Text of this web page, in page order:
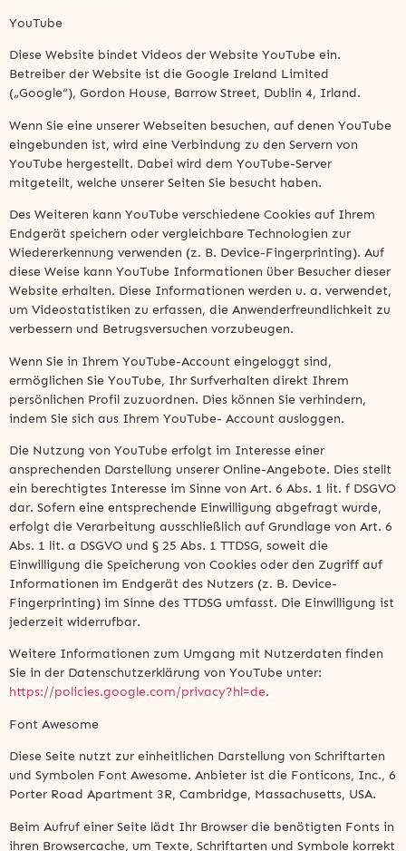
YouTube
Diese Website bindet Videos der Website YouTube ein.
Betreiber der Website ist die Google Ireland Limited
(„Google“), Gordon House, Barrow Street, Dublin 4, Irland.
Wenn Sie eine unserer Webseiten besuchen, auf denen YouTube
eingebunden ist, wird eine Verbindung zu den Servern von
YouTube hergestellt. Dabei wird dem YouTube-Server
mitgeteilt, welche unserer Seiten Sie besucht haben.
Des Weiteren kann YouTube verschiedene Cookies auf Ihrem
Endgerät speichern oder vergleichbare Technologien zur
Wiedererkennung verwenden (z. B. Device-Fingerprinting). Auf
diese Weise kann YouTube Informationen über Besucher dieser
Website erhalten. Diese Informationen werden u. a. verwendet,
um Videostatistiken zu erfassen, die Anwenderfreundlichkeit zu
verbessern und Betrugsversuchen vorzubeugen.
Wenn Sie in Ihrem YouTube-Account eingeloggt sind,
ermöglichen Sie YouTube, Ihr Surfverhalten direkt Ihrem
persönlichen Profil zuzuordnen. Dies können Sie verhindern,
indem Sie sich aus Ihrem YouTube- Account ausloggen.
Die Nutzung von YouTube erfolgt im Interesse einer
ansprechenden Darstellung unserer Online-Angebote. Dies stellt
ein berechtigtes Interesse im Sinne von Art. 6 Abs. 1 lit. f DSGVO
dar. Sofern eine entsprechende Einwilligung abgefragt wurde,
erfolgt die Verarbeitung ausschließlich auf Grundlage von Art. 6
Abs. 1 lit. a DSGVO und § 25 Abs. 1 TTDSG, soweit die
Einwilligung die Speicherung von Cookies oder den Zugriff auf
Informationen im Endgerät des Nutzers (z. B. Device-
Fingerprinting) im Sinne des TTDSG umfasst. Die Einwilligung ist
jederzeit widerrufbar.
Weitere Informationen zum Umgang mit Nutzerdaten finden
Sie in der Datenschutzerklärung von YouTube unter:
https://policies.google.com/privacy?hl=de.
Font Awesome
Diese Seite nutzt zur einheitlichen Darstellung von Schriftarten
und Symbolen Font Awesome. Anbieter ist die Fonticons, Inc., 6
Porter Road Apartment 3R, Cambridge, Massachusetts, USA.
Beim Aufruf einer Seite lädt Ihr Browser die benötigten Fonts in
ihren Browsercache, um Texte, Schriftarten und Symbole korrekt